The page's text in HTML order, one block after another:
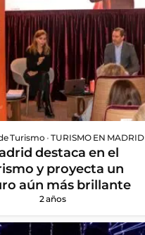
Turismo • TURISMO EN MADRID
destaca en el
y proyecta un
aún más brillante
2 años